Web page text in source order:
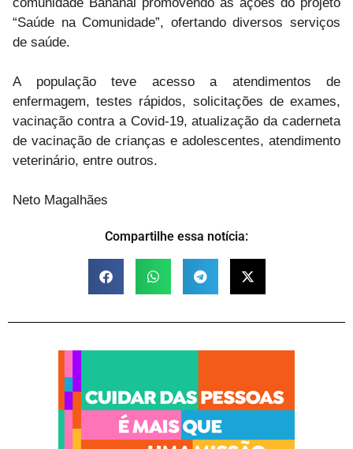
“Saúde na Comunidade”, ofertando diversos serviços
de saúde.
A população teve acesso a atendimentos de
enfermagem, testes rápidos, solicitações de exames,
vacinação contra a Covid-19, atualização da caderneta
de vacinação de crianças e adolescentes, atendimento
veterinário, entre outros.
Neto Magalhães
Compartilhe essa notícia: